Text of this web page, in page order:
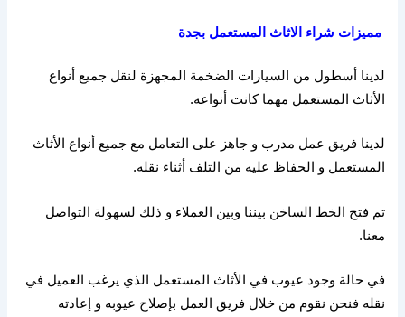
مميزات شراء الاثاث المستعمل بجدة
لدينا أسطول من السيارات الضخمة المجهزة لنقل جميع أنواع
الأثاث المستعمل مهما كانت أنواعه.
لدينا فريق عمل مدرب و جاهز على التعامل مع جميع أنواع الأثاث
المستعمل و الحفاظ عليه من التلف أثناء نقله.
تم فتح الخط الساخن بيننا وبين العملاء و ذلك لسهولة التواصل
معنا.
في حالة وجود عيوب في الأثاث المستعمل الذي يرغب العميل في
نقله فنحن نقوم من خلال فريق العمل بإصلاح عيوبه و إعادته